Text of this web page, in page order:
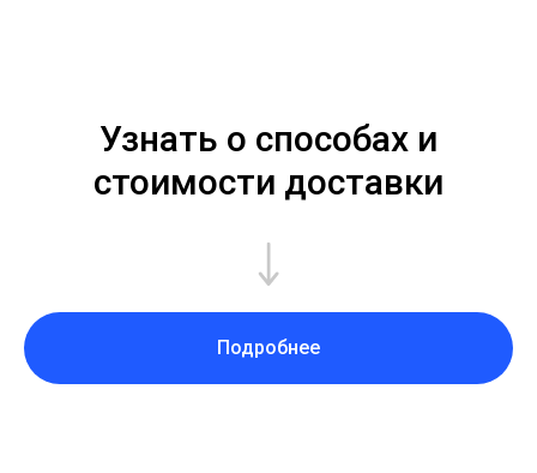
Узнать о способах и
стоимости доставки
Подробнее